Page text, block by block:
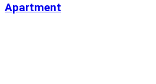
Apartment